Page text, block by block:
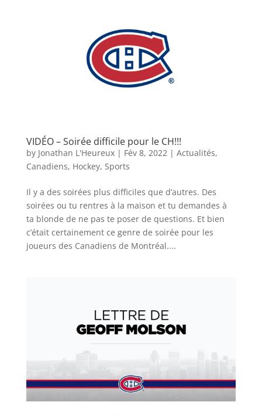
VIDÉO – Soirée difficile pour le CH!!!
by Jonathan L'Heureux| Fév 8, 2022| Actualités,
Canadiens, Hockey, Sports
Il y a des soirées plus difficiles que d’autres. Des
soirées ou tu rentres à la maison et tu demandes à
ta blonde de ne pas te poser de questions. Et bien
c’était certainement ce genre de soirée pour les
joueurs des Canadiens de Montréal....